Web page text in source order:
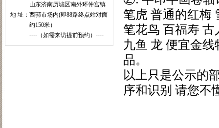
地 址：
山东济南历城区南外环仲宫镇
西郭市场内(即88路终点站对面
约150米）
----（如需来访提前预约）----
笔虎 普通的红梅
笔花鸟 百福寿
九鱼 龙 便宜金
品。
以上只是公示的
序和识别 请您不